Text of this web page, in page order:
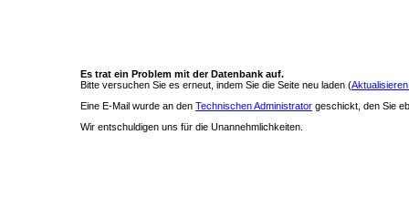
Es trat ein Problem mit der Datenbank auf.
Bitte versuchen Sie es erneut, indem Sie die Seite neu laden (
Eine E-Mail wurde an den Technischen Administrator geschickt, den Sie
Wir entschuldigen uns für die Unannehmlichkeiten.